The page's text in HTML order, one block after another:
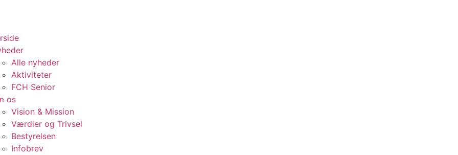
Alle nyheder
Aktiviteter
FCH Senior
os
Vision & Mission
Værdier og Trivsel
Bestyrelsen
Infobrev